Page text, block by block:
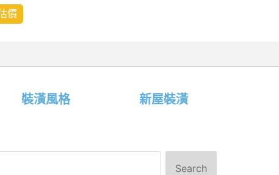
價
裝潢風格 新屋裝潢
Search